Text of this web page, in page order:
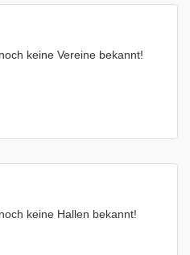
keine Vereine bekannt!
keine Hallen bekannt!